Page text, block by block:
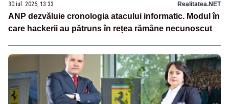
30 iul. 2026, 13:33 Realitatea.NET
ANP dezvăluie cronologia atacului informatic. Modul în
care hackerii au pătruns în rețea rămâne necunoscut